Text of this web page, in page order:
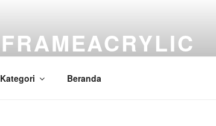
FRAMEACRYLIC
Kategori Beranda